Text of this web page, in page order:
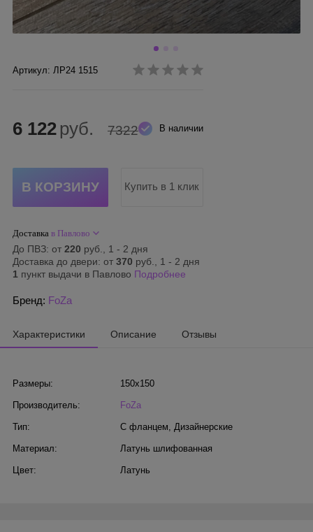
Артикул: ЛР24 1515
В наличии
6 122 руб. 7322
Купить в 1 клик
Доставка в Павлово
До ПВЗ: от 220 руб., 1 - 2 дня
Доставка до двери: от 370 руб., 1 - 2 дня
1 пункт выдачи в Павлово Подробнее
Бренд: FoZa
Характеристики Описание Отзывы
Размеры: 150х150
Производитель: FoZa
Тип: С фланцем, Дизайнерские
Материал: Латунь шлифованная
Цвет: Латунь